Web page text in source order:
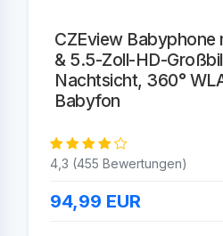
CZEview Babyphone
& 5.5-Zoll-HD-
Nachtsicht, 360°
Babyfon
4,3 (455 Bewertungen)
94,99 EUR